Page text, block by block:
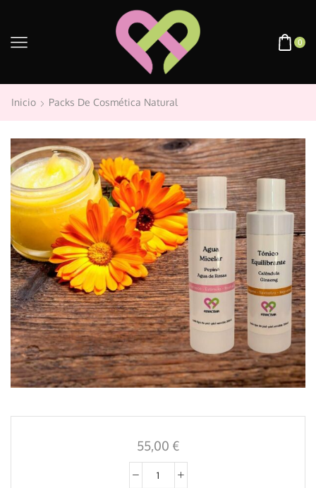
0
Inicio Packs De Cosmética Natural
55,00 €